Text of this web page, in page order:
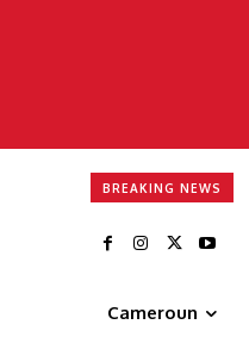
BREAKING NEWS
Cameroun